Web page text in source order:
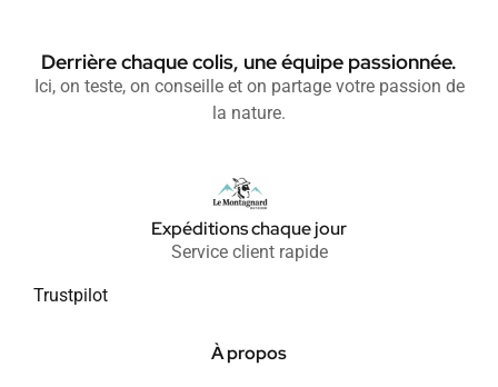
Derrière chaque colis, une équipe passionnée.
Ici, on teste, on conseille et on partage votre passion de
la nature.
Expéditions chaque jour
Service client rapide
Trustpilot
À propos